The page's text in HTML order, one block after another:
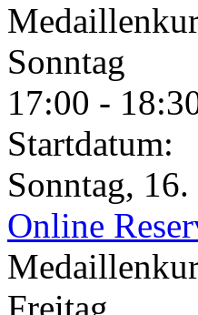
Sonntag
17:00 -
Startdatum:
Sonntag,
Online